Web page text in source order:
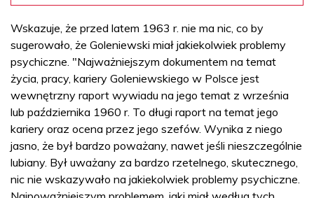
Wskazuje, że przed latem 1963 r. nie ma nic, co by
sugerowało, że Goleniewski miał jakiekolwiek problemy
psychiczne. "Najważniejszym dokumentem na temat
życia, pracy, kariery Goleniewskiego w Polsce jest
wewnętrzny raport wywiadu na jego temat z września
lub października 1960 r. To długi raport na temat jego
kariery oraz ocena przez jego szefów. Wynika z niego
jasno, że był bardzo poważany, nawet jeśli nieszczególnie
lubiany. Był uważany za bardzo rzetelnego, skutecznego,
nic nie wskazywało na jakiekolwiek problemy psychiczne.